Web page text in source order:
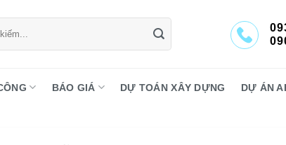
BÁO GIÁ DỰ TOÁN XÂY DỰNG DỰ ÁN